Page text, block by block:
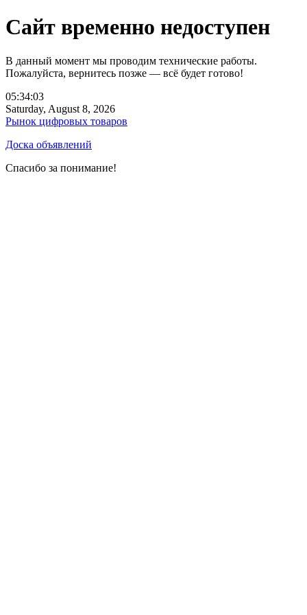
Сайт временно недоступен
В данный момент мы проводим технические работы.
Пожалуйста, вернитесь позже — всё будет готово!
05:34:03
Saturday, August 8, 2026
Рынок цифровых товаров
Доска объявлений
Спасибо за понимание!